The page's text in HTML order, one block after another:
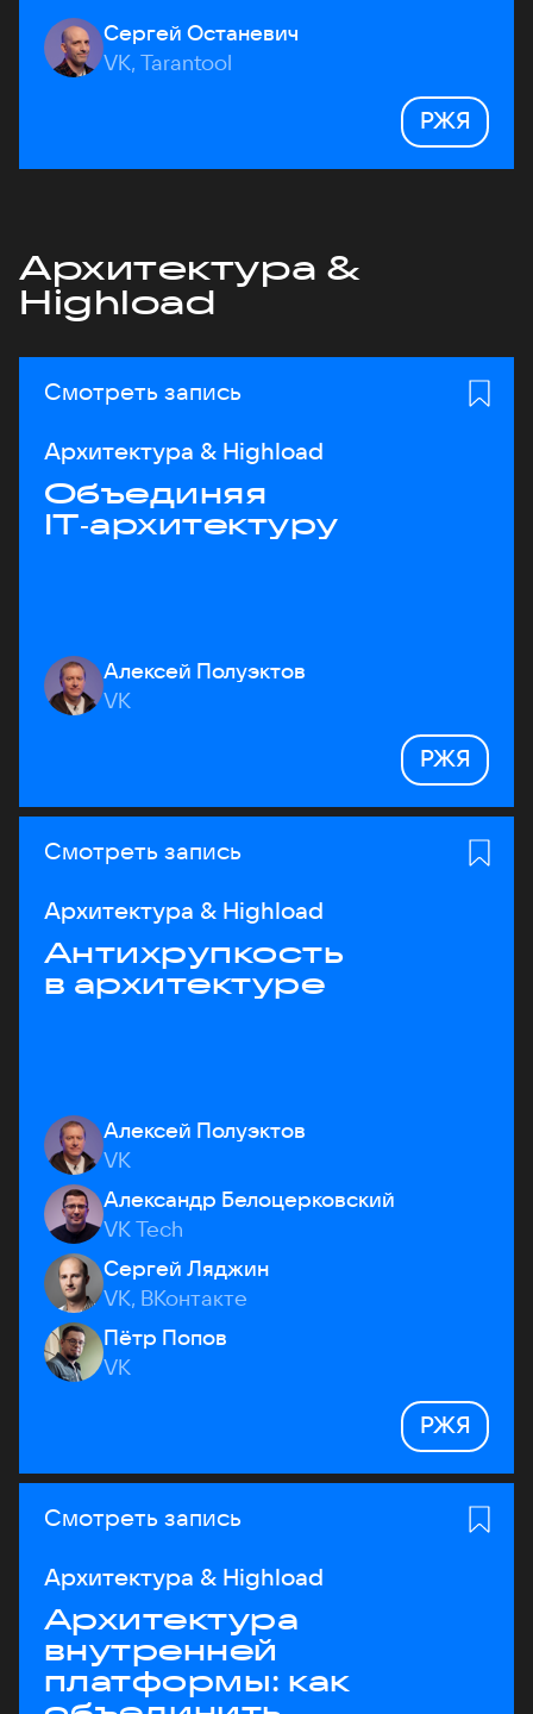
Сергей Останевич
VK, Tarantool
РЖЯ
Архитектура &
Highload
Смотреть запись
Архитектура & Highload
Объединяя
IT‑архитектуру
Алексей Полуэктов
VK
РЖЯ
Смотреть запись
Архитектура & Highload
Антихрупкость
в архитектуре
Алексей Полуэктов
VK
Александр Белоцерковский
VK Tech
Сергей Ляджин
VK, ВКонтакте
Пётр Попов
VK
РЖЯ
Смотреть запись
Архитектура & Highload
Архитектура
внутренней
платформы: как